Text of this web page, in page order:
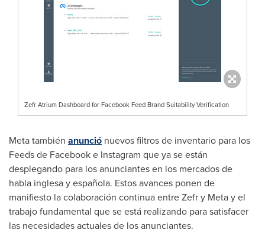
Zefr Atrium Dashboard for Facebook Feed Brand Suitability Verification
Meta también anunció nuevos filtros de inventario para los
Feeds de Facebook e Instagram que ya se están
desplegando para los anunciantes en los mercados de
habla inglesa y española. Estos avances ponen de
manifiesto la colaboración continua entre Zefr y Meta y el
trabajo fundamental que se está realizando para satisfacer
las necesidades actuales de los anunciantes.